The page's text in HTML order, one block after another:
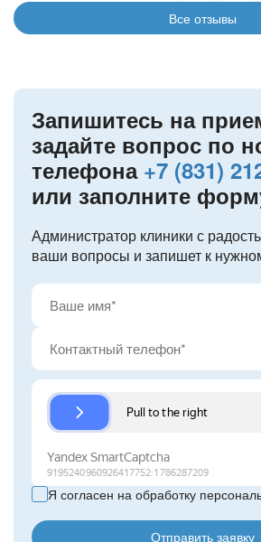
Все отзывы
Запишитесь на
задайте вопрос по
телефона +7 (831)
или заполните
Администратор клиники с
ваши вопросы и запишет к
Я согласен на обработку
Отправить заявку